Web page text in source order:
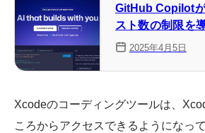
GitHub Copilot
スト数の制限を
が対象
2025年4月5日
Xcodeのコーディングツールは、
ころからアクセスできるようになっ